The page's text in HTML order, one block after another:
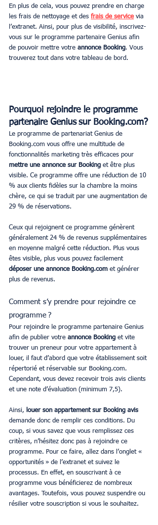
En plus de cela, vous pouvez prendre en charge
les frais de nettoyage et des frais de service via
l’extranet. Ainsi, pour plus de visibilité, inscrivez-
vous sur le programme partenaire Genius afin
de pouvoir mettre votre annonce Booking. Vous
trouverez tout dans votre tableau de bord.
Pourquoi rejoindre le programme
partenaire Genius sur Booking.com?
Le programme de partenariat Genius de
Booking.com vous offre une multitude de
fonctionnalités marketing très efficaces pour
mettre une annonce sur Booking et être plus
visible. Ce programme offre une réduction de 10
% aux clients fidèles sur la chambre la moins
chère, ce qui se traduit par une augmentation de
29 % de réservations.
Ceux qui rejoignent ce programme génèrent
généralement 24 % de revenus supplémentaires
en moyenne malgré cette réduction. Plus vous
êtes visible, plus vous pouvez facilement
déposer une annonce Booking.com et générer
plus de revenus.
Comment s’y prendre pour rejoindre ce
programme ?
Pour rejoindre le programme partenaire Genius
afin de publier votre annonce Booking et vite
trouver un preneur pour votre appartement à
louer, il faut d’abord que votre établissement soit
répertorié et réservable sur Booking.com.
Cependant, vous devez recevoir trois avis clients
et une note d’évaluation (minimum 7,5).
Ainsi,
louer son appartement sur Booking avis
demande donc de remplir ces conditions. Du
coup, si vous savez que vous remplissez ces
critères, n’hésitez donc pas à rejoindre ce
programme. Pour ce faire, allez dans l’onglet «
opportunités » de l’extranet et suivez le
processus. En effet, en souscrivant à ce
programme vous bénéficierez de nombreux
avantages. Toutefois, vous pouvez suspendre ou
résilier votre souscription si vous le souhaitez.